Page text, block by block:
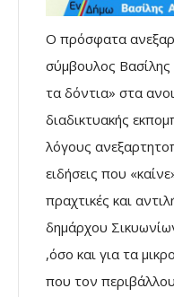
Ο πρόσφατα
σύμβουλος Βασίλης
τα δόντια» στα
διαδικτυακής
λόγους
ειδήσεις που
πραχτικές και
δημάρχου
,όσο και για τα
που τον